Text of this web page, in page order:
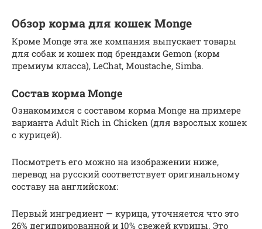
Обзор корма для кошек Monge
Кроме Monge эта же компания выпускает товары
для собак и кошек под брендами Gemon (корм
премиум класса), LeChat, Moustache, Simba.
Состав корма Monge
Ознакомимся с составом корма Monge на примере
варианта Adult Rich in Chicken (для взрослых кошек
с курицей).
Посмотреть его можно на изображении ниже,
перевод на русский соответствует оригинальному
составу на английском:
Первый ингредиент — курица, уточняется что это
26% дегидрированной и 10% свежей курицы. Это